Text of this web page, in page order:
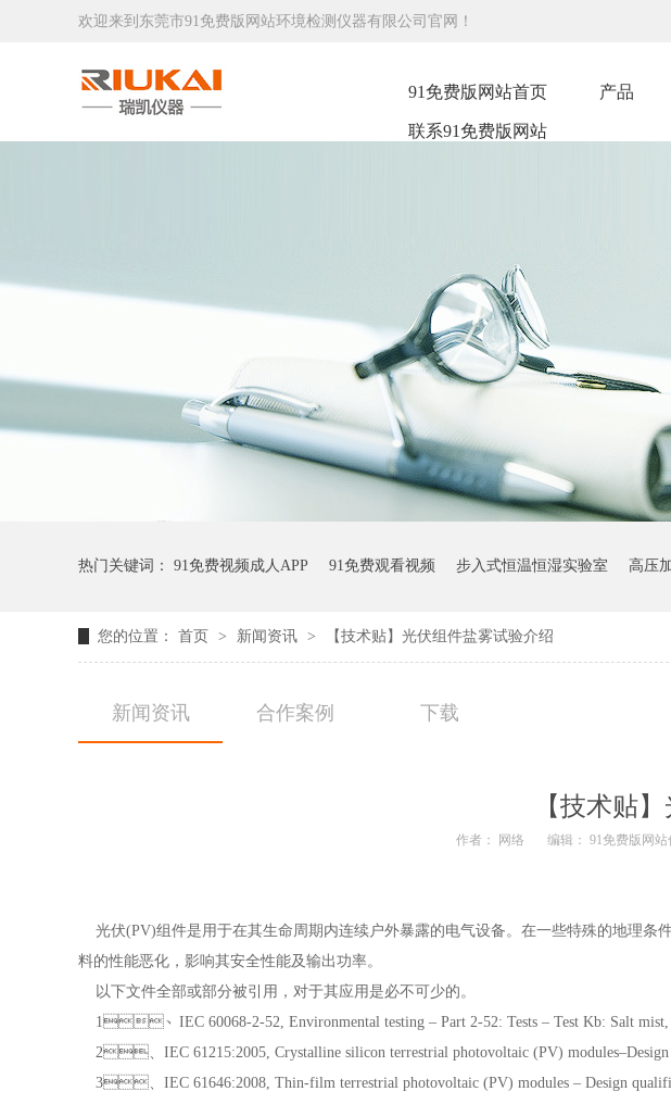
欢迎来到东莞市91免费版网站环境检测仪器有限公司官网！
91免费版网站首页 产品
联系91免费版网站
热门关键词： 91免费视频成人APP 91免费观看视频 步入式恒温恒湿实验室 高压
您的位置： 首页 > 新闻资讯 > 【技术贴】光伏组件盐雾试验介绍
新闻资讯 合作案例 下载
【技术贴
作者： 网络 编辑： 91免费版网
光伏(PV)组件是用于在其生命周期内连续户外暴露的电气设备。在一些特殊的地理条件下
料的性能恶化，影响其安全性能及输出功率。
以下文件全部或部分被引用，对于其应用是必不可少的。
1、IEC 60068-2-52, Environmental testing – Part 2-52: Tests – Test Kb: Salt mist,
2、IEC 61215:2005, Crystalline silicon terrestrial photovoltaic (PV) modules–Design
3、IEC 61646:2008, Thin-film terrestrial photovoltaic (PV) modules – Design